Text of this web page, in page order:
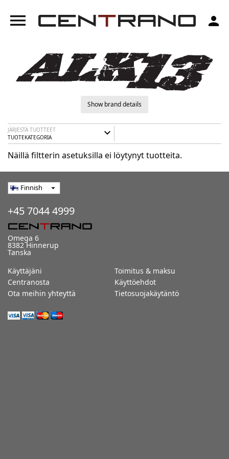
menu person
Show brand details
JÄRJESTÄ TUOTTEET
TUOTEKATEGORIA
expand_more
Näillä filtterin asetuksilla ei löytynyt tuotteita.
Finnish arrow_drop_down
+45 7044 4999
Omega 6
8382 Hinnerup
Tanska
Käyttäjäni
Centranosta
Ota meihin yhteyttä
Toimitus & maksu
Käyttöehdot
Tietosuojakäytäntö